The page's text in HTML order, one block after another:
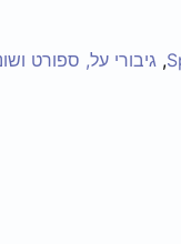
, גיבורי על, ספורט